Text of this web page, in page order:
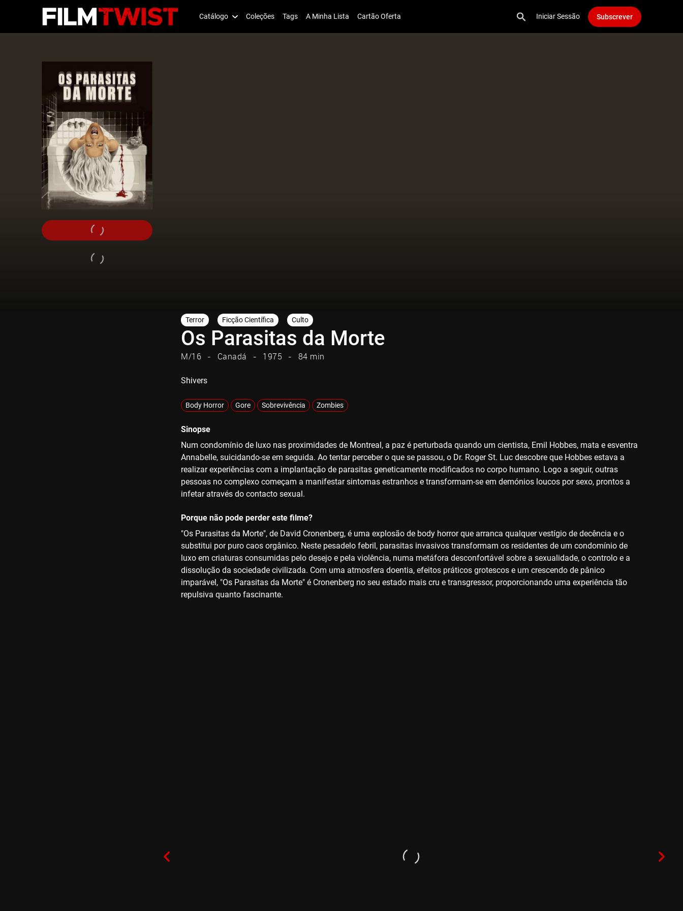
Catálogo Coleções Tags A Minha Lista Cartão Oferta Iniciar Sessão Subscrever
Terror Ficção Científica Culto
Os Parasitas da Morte
M/16 Canadá 1975 84 min
Shivers
Body Horror Gore Sobrevivência Zombies
Sinopse
Num condomínio de luxo nas proximidades de Montreal, a paz é perturbada quando um cientista, Emil Hobbes, mata e esventra
Annabelle, suicidando-se em seguida. Ao tentar perceber o que se passou, o Dr. Roger St. Luc descobre que Hobbes estava a
realizar experiências com a implantação de parasitas geneticamente modificados no corpo humano. Logo a seguir, outras
pessoas no complexo começam a manifestar sintomas estranhos e transformam-se em demónios loucos por sexo, prontos a
infetar através do contacto sexual.
Porque não pode perder este filme?
"Os Parasitas da Morte", de David Cronenberg, é uma explosão de body horror que arranca qualquer vestígio de decência e o
substitui por puro caos orgânico. Neste pesadelo febril, parasitas invasivos transformam os residentes de um condomínio de
luxo em criaturas consumidas pelo desejo e pela violência, numa metáfora desconfortável sobre a sexualidade, o controlo e a
dissolução da sociedade civilizada. Com uma atmosfera doentia, efeitos práticos grotescos e um crescendo de pânico
imparável, "Os Parasitas da Morte" é Cronenberg no seu estado mais cru e transgressor, proporcionando uma experiência tão
repulsiva quanto fascinante.